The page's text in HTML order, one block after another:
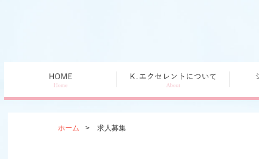
ホーム > 求人募集